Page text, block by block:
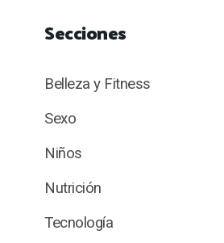
Secciones
Belleza y Fitness
Sexo
Niños
Nutrición
Tecnología